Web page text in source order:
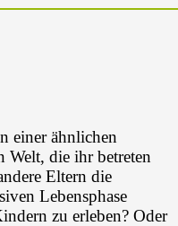
einer ähnlichen
Welt, die ihr betreten
Eltern die
Lebensphase
zu erleben? Oder